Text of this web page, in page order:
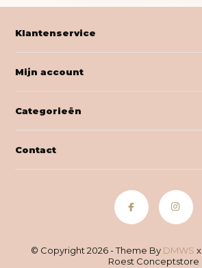
Klantenservice
Mijn account
Categorieën
Contact
© Copyright 2026 - Theme By DMWS x
Roest Conceptstore